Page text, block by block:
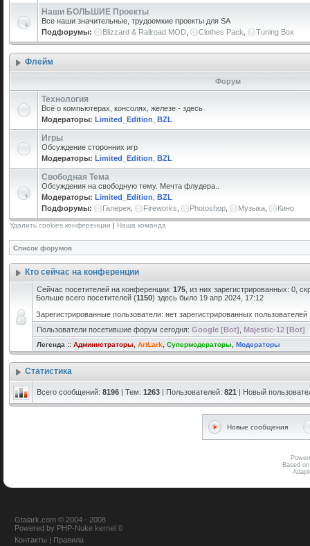
Наши БОЛЬШИЕ Проекты
Все наши значительные, трудоемкие проекты для SA
Подфорумы:
Blizzard & Railroad MOD Clothes Pack Tuning Box
Флейм
Форум
Технология
Всё о компьютерах, консолях, железе - здесь
Модераторы: Limited_Edition BZL
Игры
Обсуждение сторонних игр
Модераторы: Limited_Edition BZL
Свободная Тема
Обсуждения на свободную тему. Мечта флудера..
Модераторы: Limited_Edition BZL
Подфорумы:
Галерея Fireworks Photoshop Музыка Кино
Удалить cookies конференции | Наша команда
Список форумов
Кто сейчас на конференции
Сейчас посетителей на конференции: 175 , из них зарегистрированных: 0,
Больше всего посетителей (1150) здесь было 19 апр 2024, 17:12
Зарегистрированные пользователи: нет зарегистрированных пользователей
Пользователи посетившие форум сегодня: Google [Bot] Majestic-12 [Bot]
Легенда :: Администраторы ArtLark Супермодераторы Модераторы
Статистика
Всего сообщений: 8196 | Тем: 1263 | Пользователей: 821 | Новый
Новые сообщения
Based
Gtalark.com © 2004 - 2008
Powered by PHP-Nuke kernel ©
Контакты | Правила